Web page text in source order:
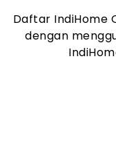
Daftar IndiHome
dengan